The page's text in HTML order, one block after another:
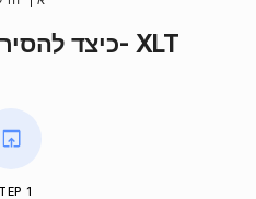
כיצד להסיר מטה-נתונים מ- XLT
1